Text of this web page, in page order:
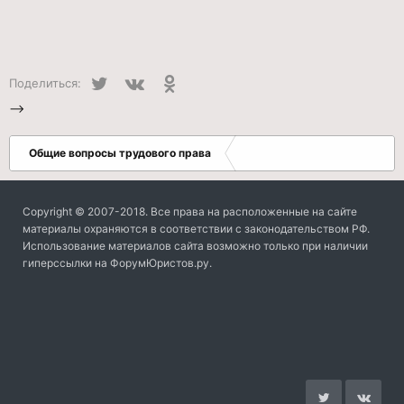
Поделиться: Twitter
-->
Общие вопросы трудового права
Copyright © 2007-2018. Все права на расположенные на сайте
материалы охраняются в соответствии с законодательством РФ.
Использование материалов сайта возможно только при наличии
гиперссылки на ФорумЮристов.ру.